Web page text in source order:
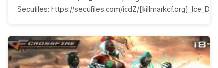
Secufiles: https://secufiles.com/icdZ/